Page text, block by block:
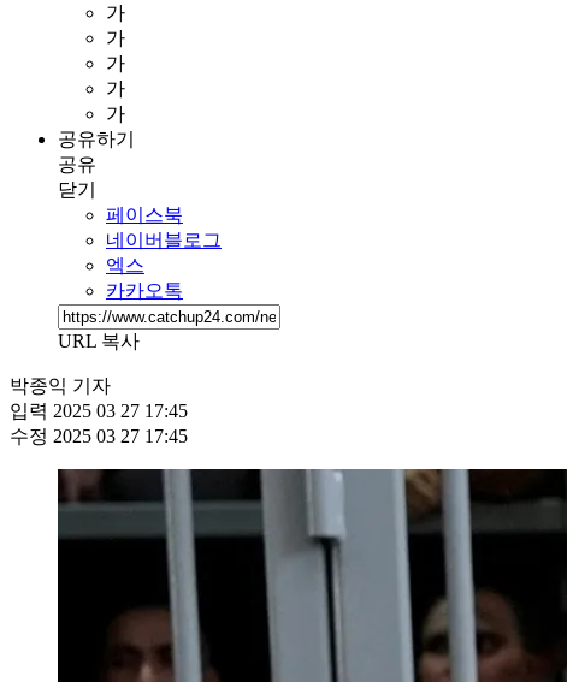
가
가
가
가
가
공유하기
공유
닫기
페이스북
네이버블로그
엑스
카카오톡
URL 복사
박종익 기자
입력 2025 03 27 17:45
수정 2025 03 27 17:45